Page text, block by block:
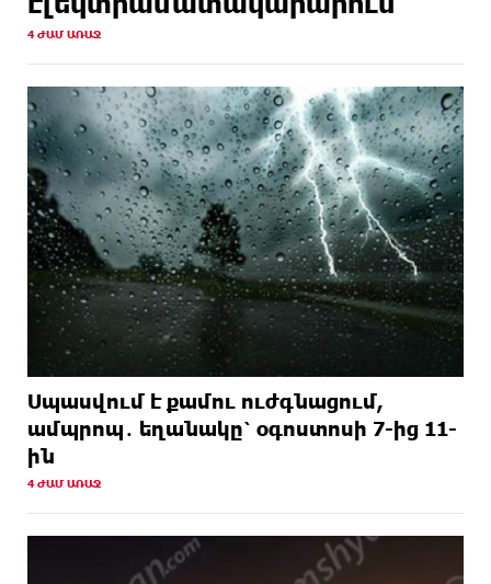
4 ԺԱՄ ԱՌԱՋ
Սպասվում է քամու ուժգնացում,
ամպրոպ․ եղանակը՝ օգոստոսի 7-ից 11-
ին
4 ԺԱՄ ԱՌԱՋ